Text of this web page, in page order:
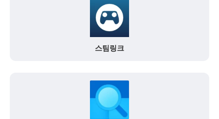
스팀링크